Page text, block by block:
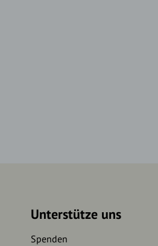
Unterstütze uns
Spenden